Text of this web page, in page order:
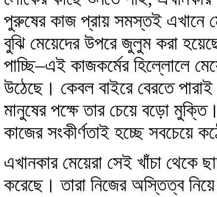
পুরুষের কাজ প্রায় সমস্তই এখানে
বুঝি মেয়েদের উপরে জুলুম করা
পাচ্ছি–এই কাজকর্মের হিল্লোলে
উঠেছে। কেবল বাইরে বেরতে
মানুষের পক্ষে তার চেয়ে বড়ো
কাজের সংকীর্ণতাই হচ্ছে সবচেয়ে
এখানকার মেয়েরা সেই খাঁচা থেকে
করেছে। তারা নিজের অস্তিত্ব